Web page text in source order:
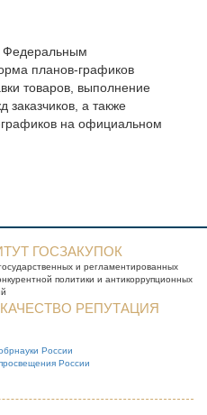
Федеральным
планов-графиков
товаров, выполнение
заказчиков, а также
на официальном
ГОСЗАКУПОК
и регламентированных
политики и антикоррупционных
РЕПУТАЦИЯ
России
России